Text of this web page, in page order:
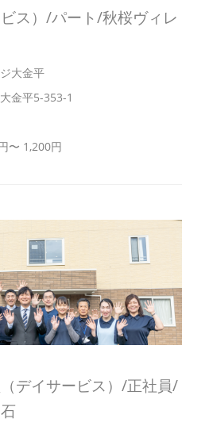
ス）/パート/秋桜ヴィレ
大金平
金平5-353-1
〜 1,200円
デイサービス）/正社員/